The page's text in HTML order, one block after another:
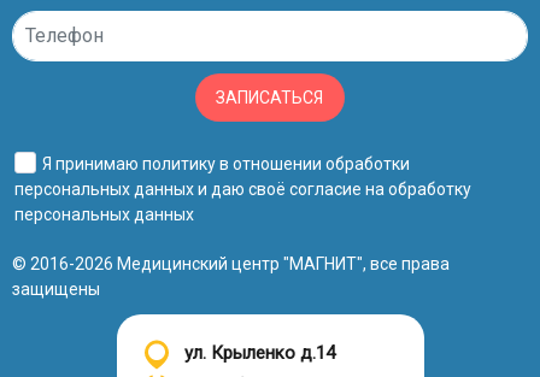
ЗАПИСАТЬСЯ
Я принимаю политику в отношении обработки
персональных данныхи даю своё согласие на обработку
персональных данных
© 2016-2026 Медицинский центр "МАГНИТ", все права
защищены
ул. Крыленко д.14